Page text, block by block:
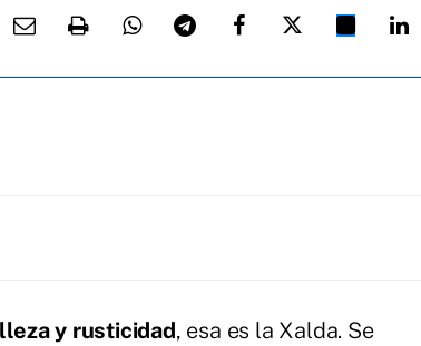
y rusticidad, esa es la Xalda. Se